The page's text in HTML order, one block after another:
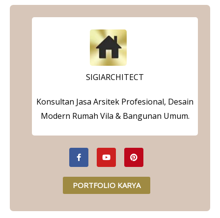
SIGIARCHITECT
Konsultan Jasa Arsitek Profesional, Desain
Modern Rumah Vila & Bangunan Umum.
F
a
c
b
o
o
-
Y
o
u
u
b
e
P
i
n
e
r
e
t
PORTFOLIO KARYA